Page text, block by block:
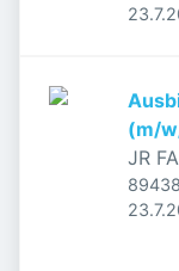
(m/
JR